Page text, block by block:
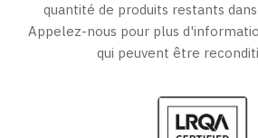
quantité de produits restants
Appelez-nous pour plus
qui peuvent être